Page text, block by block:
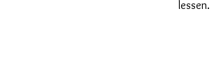
lessen.